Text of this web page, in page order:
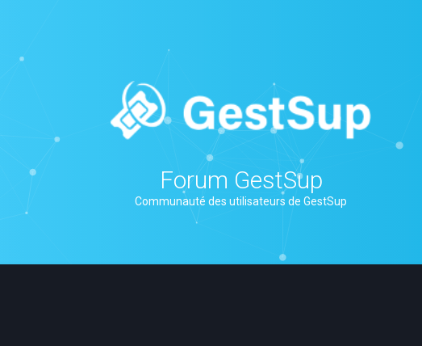
Forum GestSup
Communauté des utilisateurs de GestSup